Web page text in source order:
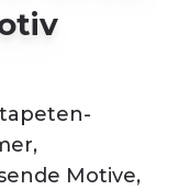
Motive,